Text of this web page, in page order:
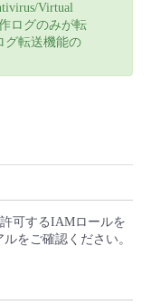
Virtual
ログのみが転
グ転送機能の
可するIAMロールを
をご確認ください。